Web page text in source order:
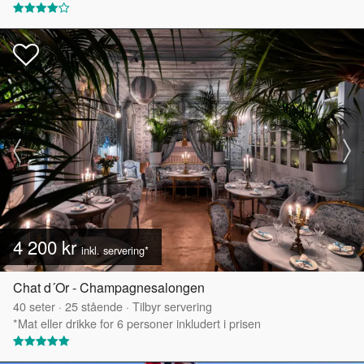
4 200 krinkl. servering*
Chat d´Or - Champagnesalongen
40seter · 25stående · Tilbyr servering
*Mat eller drikke for 6 personer inkludert i prisen